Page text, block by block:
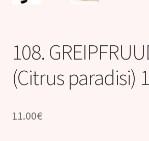
108.
(Citrus paradisi)
11.00€